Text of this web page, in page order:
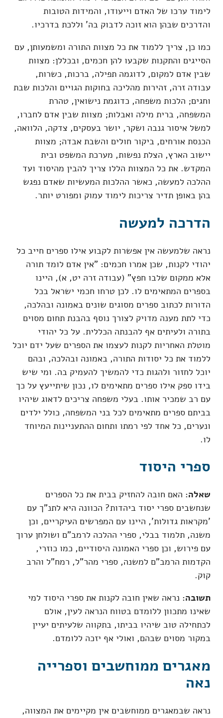
לימוד ערכו של האדם וייעודו, והמידות הטובות
והדרכים שבהן הוא זוכה לדבוק בה' וללכת בדרכיו.
כמו כן, צריך ללמוד את כל מצוות התורה ומשמעותן, עם
הסייגים והתקנות שקבעו להן חכמים, ובכללן: מצוות
שבין אדם למקום, לדוגמה תפילה, ברכות, כשרות,
עבודה זרה, זהירות מהליכה בחוקות הגויים והלכות שבת
וחגים; הלכות משפחה, כדוגמת נישואין, טהרת
המשפחה, ברית מילה ואבלות; מצוות שבין אדם לחברו,
למשל איסור גנבה ושקר, יושר בעסקים, צדקה, הלוואה,
הכנסת אורחים, ביקור חולים והשבת אבדה; מצוות
יישוב הארץ, הצלת נפשות, מערכת המשפט ובית
המקדש. את כל המצוות הללו צריך להבין מהיסוד ועד
ההלכה למעשה, כאשר ההלכות המעשיות שאדם נפגש
בהן באופן תדיר צריכות לימוד עמוק ומפורט יותר.
הדרכה למעשה
נראה שלמעשה אין אפשרות לקבוע אילו ספרים חייב כל
יהודי לקנות, שכן אמרו חכמים: "אין אדם לומד תורה
אלא ממקום שלבו חפץ" (עבודה זרה יט, א), היינו
בספרים המתאימים לו. לכן טרחו חכמי ישראל בכל
הדורות לכתוב ספרים מסוגים שונים באמונה ובהלכה,
כדי לתת מענה מדויק לצורך נוסף בהבנת תחום מסוים
בתורה ולעיתים אף להבנתה הכללית. על כל יהודי
מוטלת האחריות לקנות לעצמו את הספרים שעל ידם יוכל
ללמוד את כל יסודות התורה, באמונה ובהלכה, ובהם
יוכל לחזור ולהגות כדי להמשיך להעמיק בה. ומי שיש
בידו ספק אילו ספרים מתאימים לו, נכון שיתייעץ על כך
עם רב שמכיר אותו. בעלי משפחה צריכים לדאוג שיהיו
בביתם ספרים מתאימים לכל בני המשפחה, כולל ילדים
ונערים, כל אחד לפי רמתו ותחום ההתעניינות המיוחד
לו.
ספרי היסוד
שאלה: האם חובה להחזיק בבית את כל הספרים
שנחשבים ספרי יסוד ביהדות? הכוונה היא לתנ"ך עם
'מקראות גדולות', היינו עם המפרשים העיקריים, וכן
משנה, תלמוד בבלי, ספרי ההלכה לרמב"ם ושולחן ערוך
עם פירוש, וכן ספרי האמונה היסודיים, כמו כוזרי,
הקדמות הרמב"ם למשנה, ספרי מהר"ל, רמח"ל והרב
קוק.
תשובה: נראה שאין חובה לקנות את ספרי היסוד למי
שאינו מתכוון ללומדם בטווח הנראה לעין, אולם
לכתחילה טוב שיהיו בביתו, בתקווה שלעיתים יעיין
במקור מסוים שבהם, ואולי אף יזכה ללומדם.
מאגרים ממוחשבים וספרייה
נאה
נראה שבמאגרים ממוחשבים אין מקיימים את המצווה,